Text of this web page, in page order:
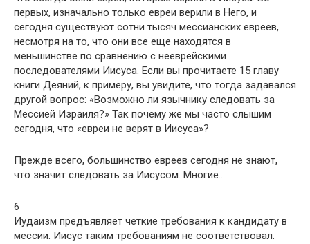
первых, изначально только евреи верили в Него, и
сегодня существуют сотни тысяч мессианских евреев,
несмотря на то, что они все еще находятся в
меньшинстве по сравнению с нееврейскими
последователями Иисуса. Если вы прочитаете 15 главу
книги Деяний, к примеру, вы увидите, что тогда задавался
другой вопрос: «Возможно ли язычнику следовать за
Мессией Израиля?» Так почему же мы часто слышим
сегодня, что «евреи не верят в Иисуса»?
Прежде всего, большинство евреев сегодня не знают,
что значит следовать за Иисусом. Многие…
6
Иудаизм предъявляет четкие требования к кандидату в
мессии. Иисус таким требованиям не соответствовал.